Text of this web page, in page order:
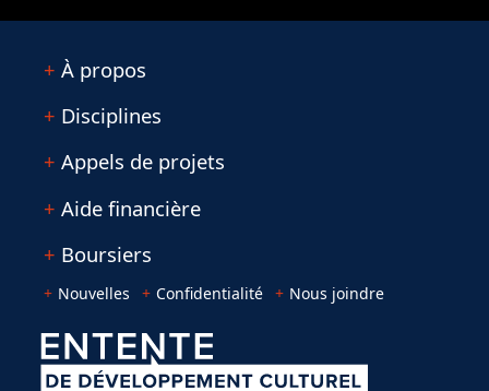
À propos
Disciplines
Appels de projets
Aide financière
Boursiers
Nouvelles Confidentialité Nous joindre